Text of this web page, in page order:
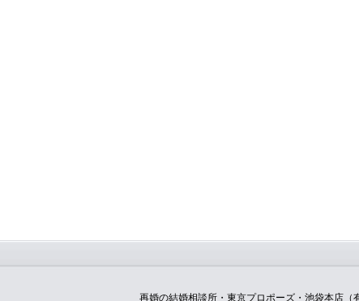
再婚の結婚相談所・東京プロポーズ・池袋本店